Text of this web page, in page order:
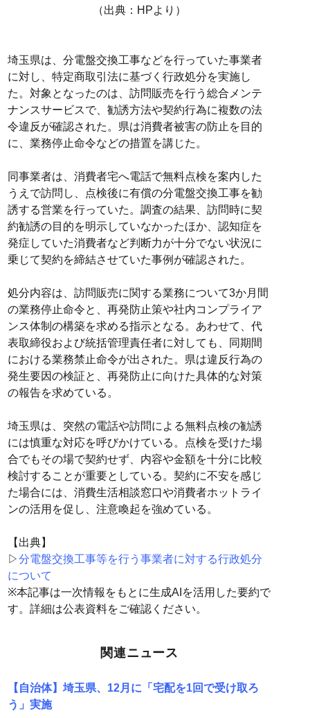
（出典：HPより）
埼玉県は、分電盤交換工事などを行っていた事業者
に対し、特定商取引法に基づく行政処分を実施し
た。対象となったのは、訪問販売を行う総合メンテ
ナンスサービスで、勧誘方法や契約行為に複数の法
令違反が確認された。県は消費者被害の防止を目的
に、業務停止命令などの措置を講じた。
同事業者は、消費者宅へ電話で無料点検を案内した
うえで訪問し、点検後に有償の分電盤交換工事を勧
誘する営業を行っていた。調査の結果、訪問時に契
約勧誘の目的を明示していなかったほか、認知症を
発症していた消費者など判断力が十分でない状況に
乗じて契約を締結させていた事例が確認された。
処分内容は、訪問販売に関する業務について3か月間
の業務停止命令と、再発防止策や社内コンプライア
ンス体制の構築を求める指示となる。あわせて、代
表取締役および統括管理責任者に対しても、同期間
における業務禁止命令が出された。県は違反行為の
発生要因の検証と、再発防止に向けた具体的な対策
の報告を求めている。
埼玉県は、突然の電話や訪問による無料点検の勧誘
には慎重な対応を呼びかけている。点検を受けた場
合でもその場で契約せず、内容や金額を十分に比較
検討することが重要としている。契約に不安を感じ
た場合には、消費生活相談窓口や消費者ホットライ
ンの活用を促し、注意喚起を強めている。
【出典】
▷分電盤交換工事等を行う事業者に対する行政処分
について
※本記事は一次情報をもとに生成AIを活用した要約で
す。詳細は公表資料をご確認ください。
関連ニュース
【自治体】埼玉県、12月に「宅配を1回で受け取ろ
う」実施